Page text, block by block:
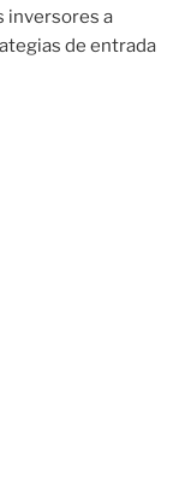
inversores a
de entrada